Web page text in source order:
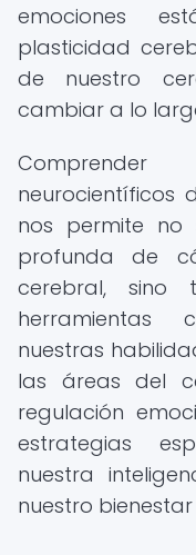
emociones
plasticidad
de nuestro
cambiar a lo
neurocientíficos
nos permite no
profunda de
cerebral, sino
herramientas
nuestras
las áreas del
regulación
estrategias
nuestra
nuestro